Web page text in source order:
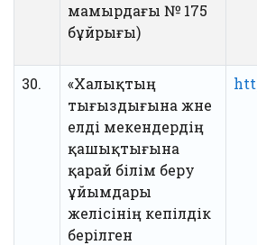
мамырдағы № 175
бұйрығы)
30.
«Халықтың
тығыздығына және
елді мекендердің
қашықтығына
қарай білім беру
ұйымдары
желісінің кепілдік
берілген